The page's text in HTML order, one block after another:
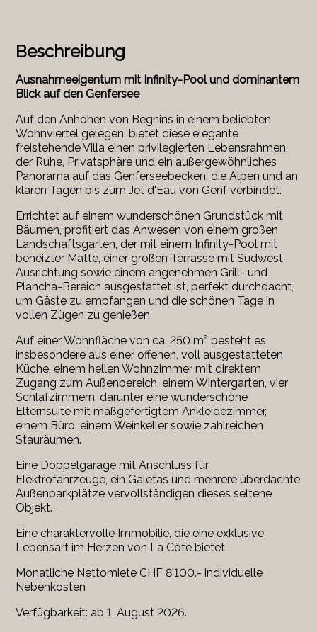
Beschreibung
Ausnahmeeigentum mit Infinity-Pool und dominantem
Blick auf den Genfersee
Auf den Anhöhen von Begnins in einem beliebten
Wohnviertel gelegen, bietet diese elegante
freistehende Villa einen privilegierten Lebensrahmen,
der Ruhe, Privatsphäre und ein außergewöhnliches
Panorama auf das Genferseebecken, die Alpen und an
klaren Tagen bis zum Jet d'Eau von Genf verbindet.
Errichtet auf einem wunderschönen Grundstück mit
Bäumen, profitiert das Anwesen von einem großen
Landschaftsgarten, der mit einem Infinity-Pool mit
beheizter Matte, einer großen Terrasse mit Südwest-
Ausrichtung sowie einem angenehmen Grill- und
Plancha-Bereich ausgestattet ist, perfekt durchdacht,
um Gäste zu empfangen und die schönen Tage in
vollen Zügen zu genießen.
Auf einer Wohnfläche von ca. 250 m² besteht es
insbesondere aus einer offenen, voll ausgestatteten
Küche, einem hellen Wohnzimmer mit direktem
Zugang zum Außenbereich, einem Wintergarten, vier
Schlafzimmern, darunter eine wunderschöne
Elternsuite mit maßgefertigtem Ankleidezimmer,
einem Büro, einem Weinkeller sowie zahlreichen
Stauräumen.
Eine Doppelgarage mit Anschluss für
Elektrofahrzeuge, ein Galetas und mehrere überdachte
Außenparkplätze vervollständigen dieses seltene
Objekt.
Eine charaktervolle Immobilie, die eine exklusive
Lebensart im Herzen von La Côte bietet.
Monatliche Nettomiete CHF 8'100.- individuelle
Nebenkosten
Verfügbarkeit: ab 1. August 2026.